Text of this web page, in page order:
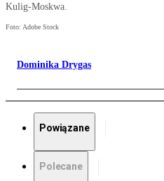
Kulig-Moskwa.
Foto: Adobe Stock
Dominika Drygas
Powiązane
Polecane